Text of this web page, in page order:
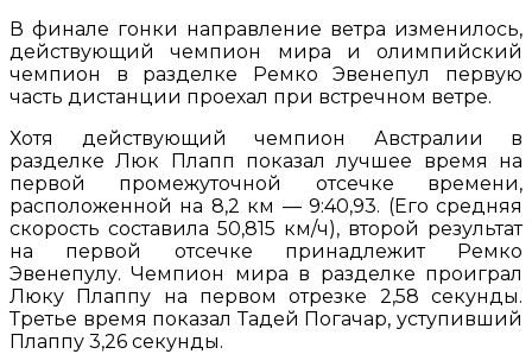
В финале гонки направление ветра изменилось,
действующий чемпион мира и олимпийский
чемпион в разделке Ремко Эвенепул первую
часть дистанции проехал при встречном ветре.
Хотя действующий чемпион Австралии в
разделке Люк Плапп показал лучшее время на
первой промежуточной отсечке времени,
расположенной на 8,2 км — 9:40,93. (Его средняя
скорость составила 50,815 км/ч), второй результат
на первой отсечке принадлежит Ремко
Эвенепулу. Чемпион мира в разделке проиграл
Люку Плаппу на первом отрезке 2,58 секунды.
Третье время показал Тадей Погачар, уступивший
Плаппу 3,26 секунды.